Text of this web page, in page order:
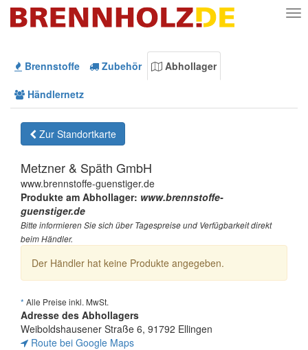
Brennstoffe Zubehör Abhollager
Händlernetz
Zur Standortkarte
Metzner & Späth GmbH
www.brennstoffe-guenstiger.de
Produkte am Abhollager: www.brennstoffe-
guenstiger.de
Bitte informieren Sie sich über Tagespreise und Verfügbarkeit direkt
beim Händler.
Der Händler hat keine Produkte angegeben.
* Alle Preise inkl. MwSt.
Adresse des Abhollagers
Weiboldshausener Straße 6, 91792 Ellingen
Route bei Google Maps